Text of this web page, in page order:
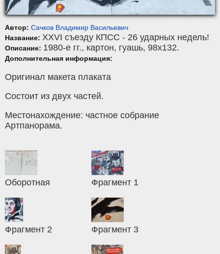
Автор: Сачков Владимир Васильевич
Название: ХХVI съезду КПСС - 26 ударных недель!
Описание: 1980-е гг., картон, гуашь, 98x132.
Дополнительная информация:
Оригинал макета плаката
Состоит из двух частей.
Местонахождение: частное собрание
Артпанорама.
Оборотная Фрагмент 1
Фрагмент 2 Фрагмент 3